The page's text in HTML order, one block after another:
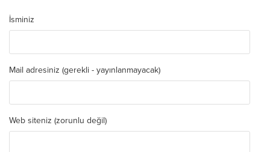
İsminiz
Mail adresiniz (gerekli - yayınlanmayacak)
Web siteniz (zorunlu değil)